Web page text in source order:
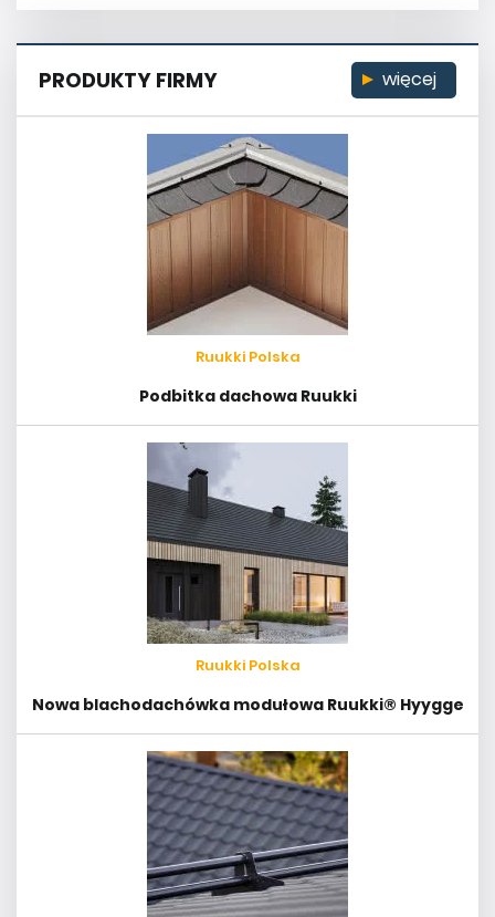
PRODUKTY FIRMY więcej
Ruukki Polska
Podbitka dachowa Ruukki
Ruukki Polska
Nowa blachodachówka modułowa Ruukki® Hyygge